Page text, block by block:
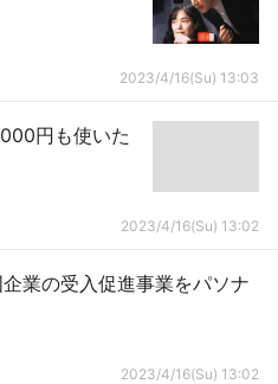
2023/4/16(Su) 13:03
円も使いた
2023/4/16(Su) 13:02
業の受入促進事業をパソナ
2023/4/16(Su) 13:02